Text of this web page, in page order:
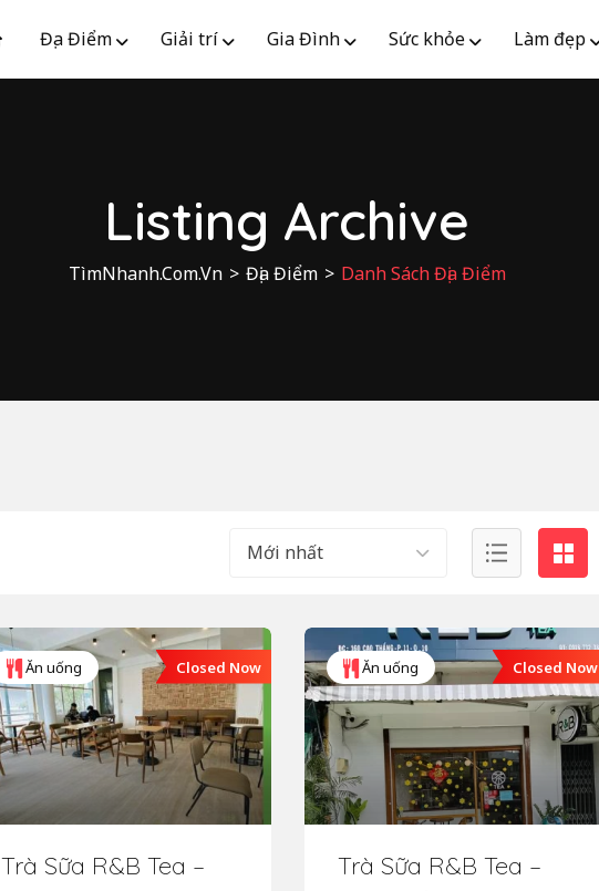
Địa Điểm Giải trí Gia Đình Sức khỏe Làm đẹp
Listing Archive
TìmNhanh.Com.Vn > Địa Điểm > Danh Sách Địa Điểm
Mới nhất
Ăn uống Closed Now
Trà Sữa R&B Tea –
Ăn uống Closed Now
Trà Sữa R&B Tea –